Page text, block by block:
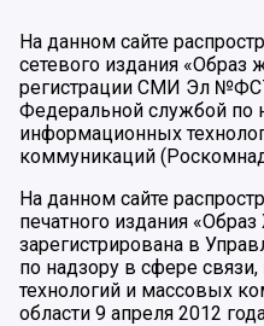
На данном сайте
сетевого издания «Образ
регистрации СМИ Эл
Федеральной службой по
информационных
коммуникаций
На данном сайте
печатного издания
зарегистрирована в
по надзору в сфере
технологий и массовых
области 9 апреля 2012